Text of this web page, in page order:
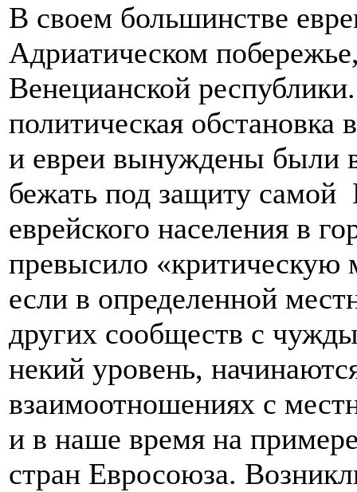
В своем большинстве
Адриатическом
Венецианской
политическая обстановка
и евреи вынуждены были
бежать под защиту
еврейского населения в
превысило «критическую
если в определенной
других сообществ с
некий уровень,
взаимоотношениях с
и в наше время на
стран Евросоюза.